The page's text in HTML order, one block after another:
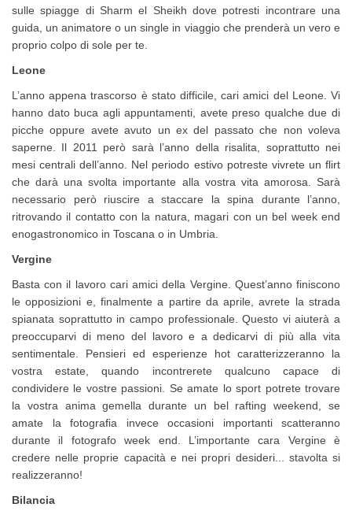
sulle spiagge di Sharm el Sheikh dove potresti incontrare una
guida, un animatore o un single in viaggio che prenderà un vero e
proprio colpo di sole per te.
Leone
L’anno appena trascorso è stato difficile, cari amici del Leone. Vi
hanno dato buca agli appuntamenti, avete preso qualche due di
picche oppure avete avuto un ex del passato che non voleva
saperne. Il 2011 però sarà l’anno della risalita, soprattutto nei
mesi centrali dell’anno. Nel periodo estivo potreste vivrete un flirt
che darà una svolta importante alla vostra vita amorosa. Sarà
necessario però riuscire a staccare la spina durante l’anno,
ritrovando il contatto con la natura, magari con un bel week end
enogastronomico in Toscana o in Umbria.
Vergine
Basta con il lavoro cari amici della Vergine. Quest’anno finiscono
le opposizioni e, finalmente a partire da aprile, avrete la strada
spianata soprattutto in campo professionale. Questo vi aiuterà a
preoccuparvi di meno del lavoro e a dedicarvi di più alla vita
sentimentale. Pensieri ed esperienze hot caratterizzeranno la
vostra estate, quando incontrerete qualcuno capace di
condividere le vostre passioni. Se amate lo sport potrete trovare
la vostra anima gemella durante un bel rafting weekend, se
amate la fotografia invece occasioni importanti scatteranno
durante il fotografo week end. L’importante cara Vergine è
credere nelle proprie capacità e nei propri desideri... stavolta si
realizzeranno!
Bilancia